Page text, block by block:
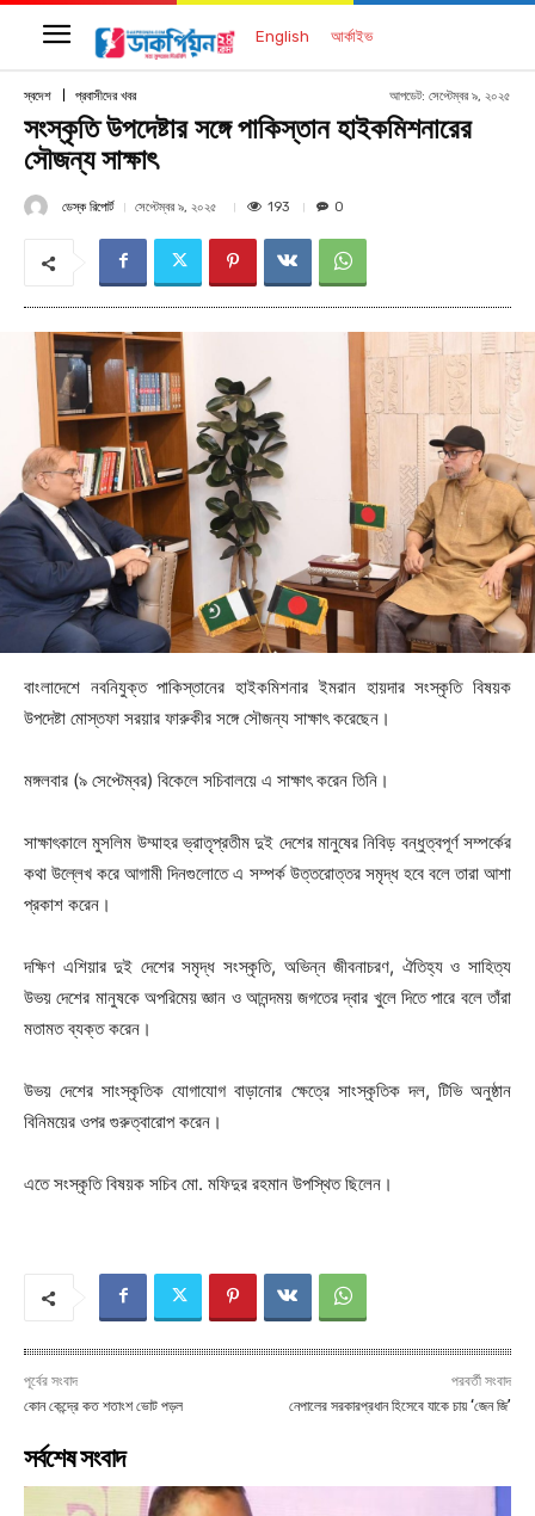
English আর্কাইভ
স্বদেশ প্রবাসীদের খবর আপডেট: সেপ্টেম্বর ৯, ২০২৫
সংস্কৃতি উপদেষ্টার সঙ্গে পাকিস্তান হাইকমিশনারের
সৌজন্য সাক্ষাৎ
ডেস্ক রিপোর্ট সেপ্টেম্বর ৯, ২০২৫ 193 0
বাংলাদেশে নবনিযুক্ত পাকিস্তানের হাইকমিশনার ইমরান হায়দার সংস্কৃতি বিষয়ক
উপদেষ্টা মোস্তফা সরয়ার ফারুকীর সঙ্গে সৌজন্য সাক্ষাৎ করেছেন।
মঙ্গলবার (৯ সেপ্টেম্বর) বিকেলে সচিবালয়ে এ সাক্ষাৎ করেন তিনি।
সাক্ষাৎকালে মুসলিম উম্মাহর ভ্রাতৃপ্রতীম দুই দেশের মানুষের নিবিড় বন্ধুত্বপূর্ণ সম্পর্কের
কথা উল্লেখ করে আগামী দিনগুলোতে এ সম্পর্ক উত্তরোত্তর সমৃদ্ধ হবে বলে তারা আশা
প্রকাশ করেন।
দক্ষিণ এশিয়ার দুই দেশের সমৃদ্ধ সংস্কৃতি, অভিন্ন জীবনাচরণ, ঐতিহ্য ও সাহিত্য
উভয় দেশের মানুষকে অপরিমেয় জ্ঞান ও আনন্দময় জগতের দ্বার খুলে দিতে পারে বলে তাঁরা
মতামত ব্যক্ত করেন।
উভয় দেশের সাংস্কৃতিক যোগাযোগ বাড়ানোর ক্ষেত্রে সাংস্কৃতিক দল, টিভি অনুষ্ঠান
বিনিময়ের ওপর গুরুত্বারোপ করেন।
এতে সংস্কৃতি বিষয়ক সচিব মো. মফিদুর রহমান উপস্থিত ছিলেন।
পূর্বের সংবাদ
কোন কেন্দ্রে কত শতাংশ ভোট পড়ল
পরবর্তী সংবাদ
নেপালের সরকারপ্রধান হিসেবে যাকে চায় ‘জেন জি’
সর্বশেষ সংবাদ